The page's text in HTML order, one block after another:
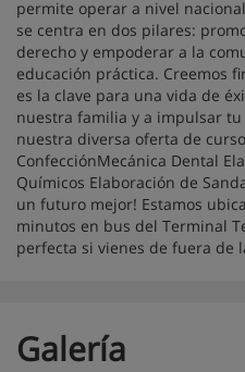
permite operar a nivel
se centra en dos pilares:
derecho y empoderar a la
educación práctica. Creemos
es la clave para una vida de
nuestra familia y a impulsar
nuestra diversa oferta de
ConfecciónMecánica Dental
Químicos Elaboración de
un futuro mejor! Estamos
minutos en bus del Terminal
perfecta si vienes de fuera de
Galería